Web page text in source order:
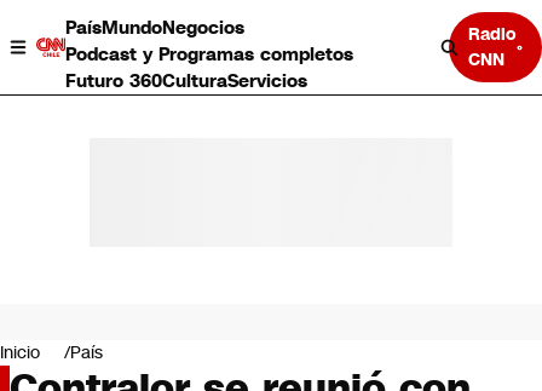
PaísMundoNegocios
Podcast y Programas completos
Futuro 360CulturaServicios
Radio
CNN
Negocios
Deportes
Inicio País